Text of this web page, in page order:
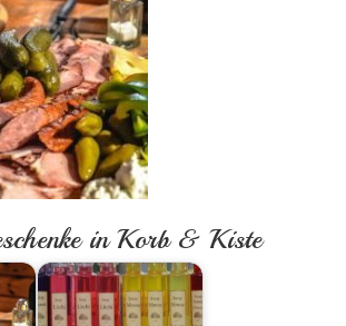
in Korb & Kiste